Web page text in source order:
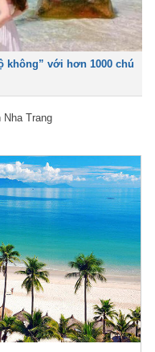
không” với hơn 1000 chú
Trang